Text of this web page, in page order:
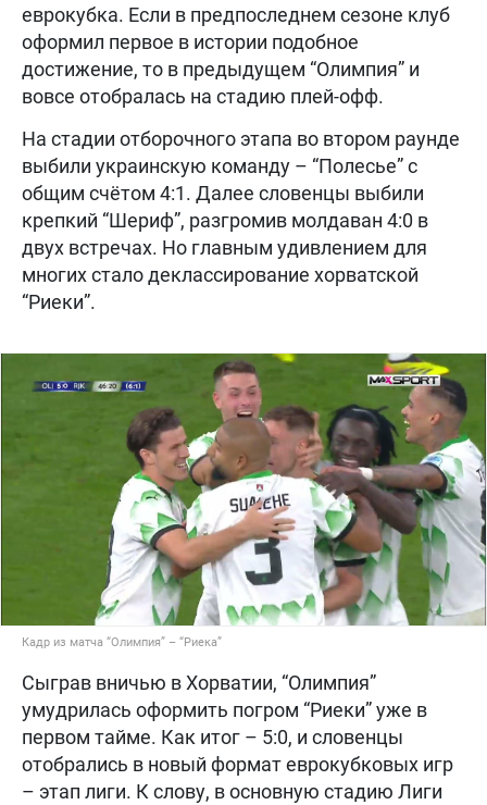
еврокубка. Если в предпоследнем сезоне клуб
оформил первое в истории подобное
достижение, то в предыдущем “Олимпия” и
вовсе отобралась на стадию плей-офф.
На стадии отборочного этапа во втором раунде
выбили украинскую команду – “Полесье” с
общим счётом 4:1. Далее словенцы выбили
крепкий “Шериф”, разгромив молдаван 4:0 в
двух встречах. Но главным удивлением для
многих стало деклассирование хорватской
“Риеки”.
Кадр из матча “Олимпия” – “Риека”
Сыграв вничью в Хорватии, “Олимпия”
умудрилась оформить погром “Риеки” уже в
первом тайме. Как итог – 5:0, и словенцы
отобрались в новый формат еврокубковых игр
– этап лиги. К слову, в основную стадию Лиги